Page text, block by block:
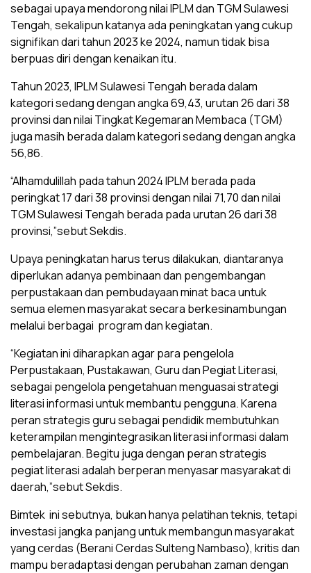
sebagai upaya mendorong nilai IPLM dan TGM Sulawesi
Tengah, sekalipun katanya ada peningkatan yang cukup
signifikan dari tahun 2023 ke 2024, namun tidak bisa
berpuas diri dengan kenaikan itu.
Tahun 2023, IPLM Sulawesi Tengah berada dalam
kategori sedang dengan angka 69,43, urutan 26 dari 38
provinsi dan nilai Tingkat Kegemaran Membaca (TGM)
juga masih berada dalam kategori sedang dengan angka
56,86.
“Alhamdulillah pada tahun 2024 IPLM berada pada
peringkat 17 dari 38 provinsi dengan nilai 71,70 dan nilai
TGM Sulawesi Tengah berada pada urutan 26 dari 38
provinsi,”sebut Sekdis.
Upaya peningkatan harus terus dilakukan, diantaranya
diperlukan adanya pembinaan dan pengembangan
perpustakaan dan pembudayaan minat baca untuk
semua elemen masyarakat secara berkesinambungan
melalui berbagai program dan kegiatan.
“Kegiatan ini diharapkan agar para pengelola
Perpustakaan, Pustakawan, Guru dan Pegiat Literasi,
sebagai pengelola pengetahuan menguasai strategi
literasi informasi untuk membantu pengguna. Karena
peran strategis guru sebagai pendidik membutuhkan
keterampilan mengintegrasikan literasi informasi dalam
pembelajaran. Begitu juga dengan peran strategis
pegiat literasi adalah berperan menyasar masyarakat di
daerah,”sebut Sekdis.
Bimtek ini sebutnya, bukan hanya pelatihan teknis, tetapi
investasi jangka panjang untuk membangun masyarakat
yang cerdas (Berani Cerdas Sulteng Nambaso), kritis dan
mampu beradaptasi dengan perubahan zaman dengan